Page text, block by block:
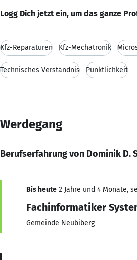
Logg Dich jetzt ein, um das ganze
Kfz-Reparaturen Kfz-Mechatronik
Technisches Verständnis Pünktlichkeit
Werdegang
Berufserfahrung von Dominik D.
Bis heute 2 Jahre und 4 Monate,
Fachinformatiker
Gemeinde Neubiberg